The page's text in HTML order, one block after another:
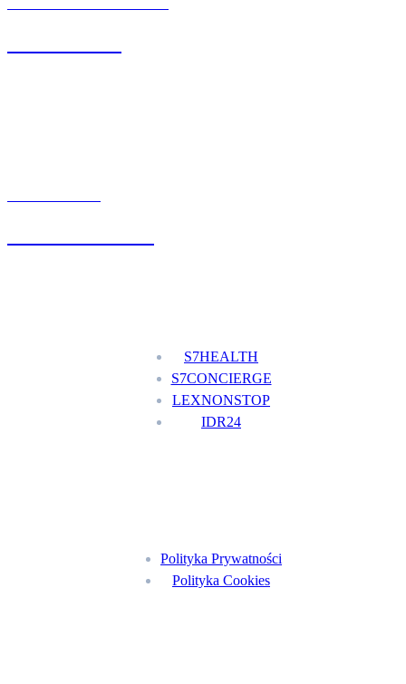
S7HEALTH
S7CONCIERGE
LEXNONSTOP
IDR24
Polityka Prywatności
Polityka Cookies